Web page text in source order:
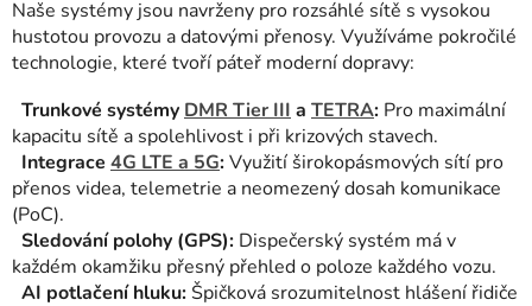
Naše systémy jsou navrženy pro rozsáhlé sítě s vysokou
hustotou provozu a datovými přenosy. Využíváme pokročilé
technologie, které tvoří páteř moderní dopravy:
Trunkové systémy DMR Tier III a TETRA: Pro maximální
kapacitu sítě a spolehlivost i při krizových stavech.
Integrace 4G LTE a 5G:Využití širokopásmových sítí pro
přenos videa, telemetrie a neomezený dosah komunikace
(PoC).
Sledování polohy (GPS): Dispečerský systém má v
každém okamžiku přesný přehled o poloze každého vozu.
AI potlačení hluku:Špičková srozumitelnost hlášení řidiče